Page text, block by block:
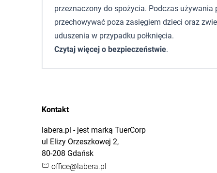
przeznaczony do spożycia. Podczas
przechowywać poza zasięgiem dzieci oraz
uduszenia w przypadku połknięcia.
Czytaj więcej o bezpieczeństwie.
Kontakt
labera.pl - jest marką TuerCorp
ul Elizy Orzeszkowej 2,
80-208 Gdańsk
office@labera.pl